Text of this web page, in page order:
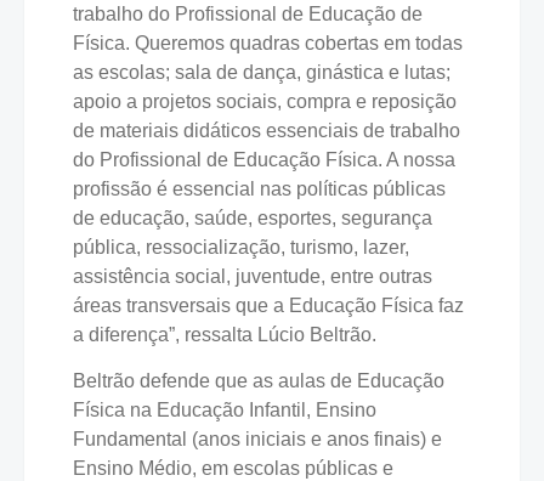
trabalho do Profissional de Educação de
Física. Queremos quadras cobertas em todas
as escolas; sala de dança, ginástica e lutas;
apoio a projetos sociais, compra e reposição
de materiais didáticos essenciais de trabalho
do Profissional de Educação Física. A nossa
profissão é essencial nas políticas públicas
de educação, saúde, esportes, segurança
pública, ressocialização, turismo, lazer,
assistência social, juventude, entre outras
áreas transversais que a Educação Física faz
a diferença”, ressalta Lúcio Beltrão.
Beltrão defende que as aulas de Educação
Física na Educação Infantil, Ensino
Fundamental (anos iniciais e anos finais) e
Ensino Médio, em escolas públicas e